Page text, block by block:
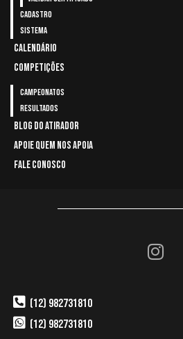
Cadastro
Sistema
CALENDÁRIO
COMPETIÇÕES
Campeonatos
Resultados
BLOG DO ATIRADOR
APOIE QUEM NOS APOIA
FALE CONOSCO
(12) 982731810
(12) 982731810